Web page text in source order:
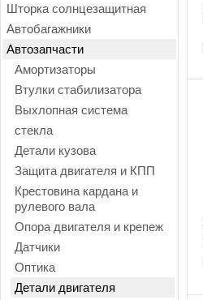
Шторка солнцезащитная
Автобагажники
Автозапчасти
Амортизаторы
Втулки стабилизатора
Выхлопная система
стекла
Детали кузова
Защита двигателя и КПП
Крестовина кардана и
рулевого вала
Опора двигателя и крепеж
Датчики
Оптика
Детали двигателя